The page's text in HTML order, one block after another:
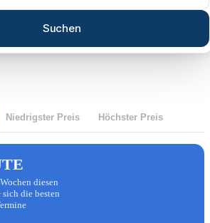
Suchen
Niedrigster Preis Höchster Preis
diesen
die besten